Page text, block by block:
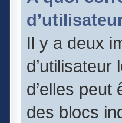
Il y a deux
d’utilisateur
d’elles
des blocs